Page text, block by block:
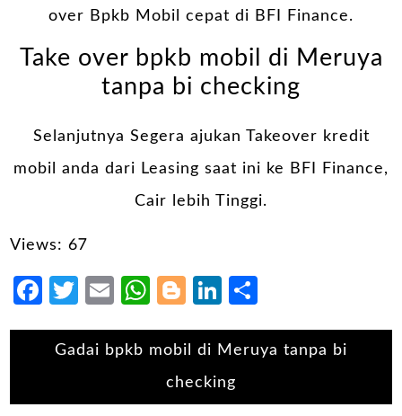
over Bpkb Mobil cepat di BFI Finance.
Take over bpkb mobil di Meruya
tanpa bi checking
Selanjutnya Segera ajukan Takeover kredit
mobil anda dari Leasing saat ini ke BFI Finance,
Cair lebih Tinggi.
Views: 67
Facebook
Twitter
EmailWhatsApp
Blogger
LinkedIn
Gadai bpkb mobil di Meruya tanpa bi
checking